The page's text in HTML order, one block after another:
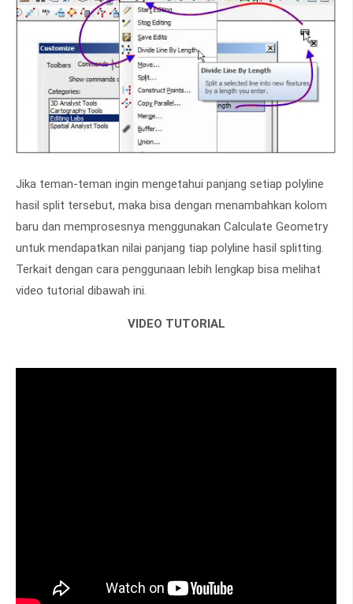
Jika teman-teman ingin mengetahui panjang setiap polyline
hasil split tersebut, maka bisa dengan menambahkan kolom
baru dan memprosesnya menggunakan Calculate Geometry
untuk mendapatkan nilai panjang tiap polyline hasil splitting.
Terkait dengan cara penggunaan lebih lengkap bisa melihat
video tutorial dibawah ini.
VIDEO TUTORIAL